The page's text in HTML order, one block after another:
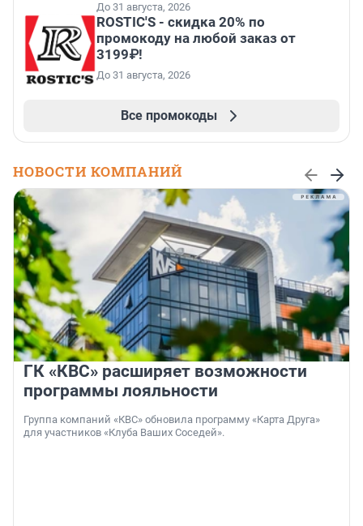
До 31 августа, 2026
ROSTIC'S - скидка 20% по
промокоду на любой заказ от
3199₽!
До 31 августа, 2026
Все промокоды
НОВОСТИ КОМПАНИЙ
ГК «КВС» расширяет возможности
программы лояльности
Группа компаний «КВС» обновила программу «Карта Друга»
для участников «Клуба Ваших Соседей».